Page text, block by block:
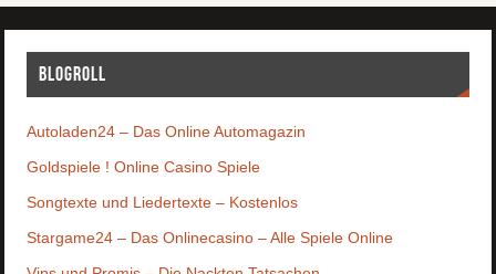
Blogroll
Autoladen24 – Das Online Automagazin
Goldspiele ! Online Casino Spiele
Songtexte und Liedertexte – Kostenlos
Stargame24 – Das Onlinecasino – Alle Spiele Online